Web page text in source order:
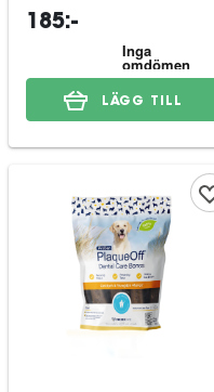
185:-
LÄGG TILL